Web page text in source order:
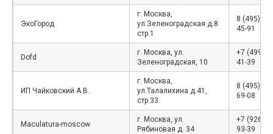
ЭкоГород
г. Москва,
ул.Зеленоградская д.8
стр.1
8
45-91
Dofd
г. Москва, ул.
Зеленоградская, 10
+7
41-39
ИП Чайковский А.В.
г. Москва,
ул.Талалихина д.41,
стр.33
8 (495)
69-08
Maculatura-moscow
г. Москва, ул.
Рябиновая д. 34
+7 (926)
93-39